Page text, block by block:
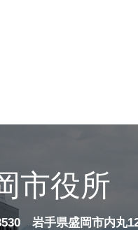
市役所
岩手県盛岡市内丸